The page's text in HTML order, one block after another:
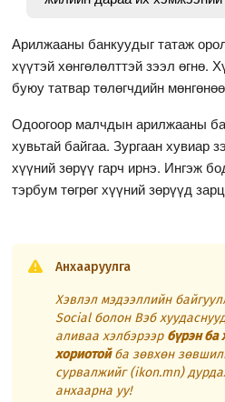
Арилжааны банкуудыг татаж
хүүтэй хөнгөлөлттэй зээл өгнө.
буюу татвар төлөгчдийн
Одоогоор малчдын арилжааны
хувьтай байгаа. Зургаан хувиар
хүүний зөрүү гарч ирнэ. Ингэж
тэрбум төгрөг хүүний зөрүүд
Анхааруулга
Хэвлэл мэдээллийн
Social болон Вэб
аливаа хэлбэрээр бүрэн ба
хориотойба зөвхөн
сурвалжийг (ikon.mn)
анхаарна уу!